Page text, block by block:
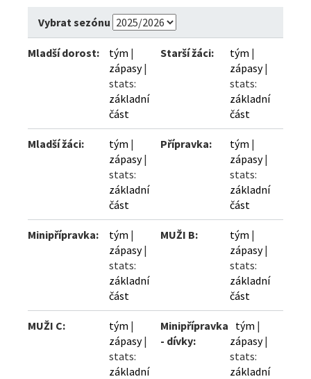
Vybrat sezónu
Mladší dorost: tým |
zápasy|
stats:
základní
část
Starší žáci: tým |
zápasy|
stats:
základní
část
Mladší žáci: tým |
zápasy|
stats:
základní
část
Přípravka: tým |
zápasy|
stats:
základní
část
Minipřípravka: tým |
zápasy|
stats:
základní
část
MUŽI B: tým |
zápasy|
stats:
základní
část
MUŽI C: tým |
zápasy|
stats:
základní
Minipřípravka
- dívky:
tým |
zápasy|
stats:
základní